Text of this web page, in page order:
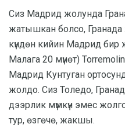
Сиз Мадрид жолунда
жатышкан болсо,
күндөн кийин Мадрид
Малага 20 мүнөт)
Мадрид Кунтуган
жолдо. Сиз Толедо,
дээрлик мүмкүн эмес
тур, өзгөчө, жакшы.